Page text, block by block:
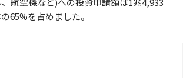
65%を占めました。